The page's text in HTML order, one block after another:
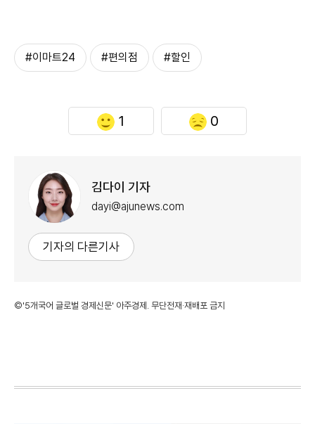
#이마트24 #편의점 #할인
1 0
김다이 기자
dayi@ajunews.com
기자의 다른기사
©'5개국어 글로벌 경제신문' 아주경제. 무단전재·재배포 금지